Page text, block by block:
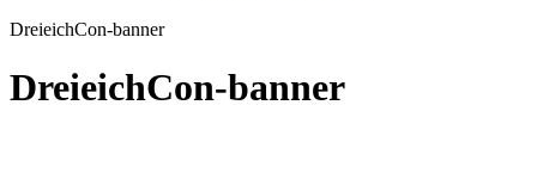
DreieichCon-banner
DreieichCon-banner